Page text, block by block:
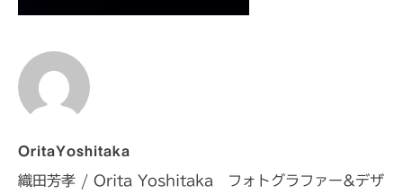
OritaYoshitaka
織田芳孝 / Orita Yoshitaka フォトグラファー&デザ